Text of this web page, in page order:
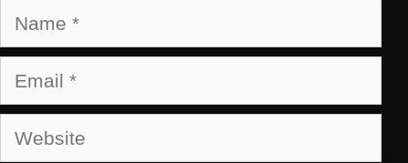
Name
Email
Website